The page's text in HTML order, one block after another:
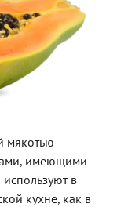
мякотью
имеющими
в
кухне, как в